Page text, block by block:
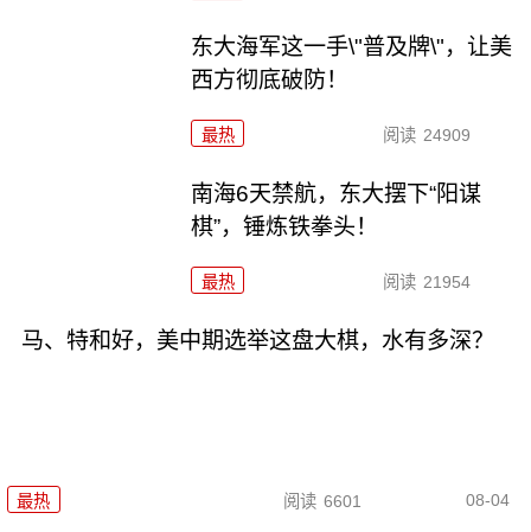
东大海军这一手\"普及牌\"，让美
西方彻底破防！
最热 阅读 24909
南海6天禁航，东大摆下“阳谋
棋”，锤炼铁拳头！
最热 阅读 21954
马、特和好，美中期选举这盘大棋，水有多深？
最热 阅读 6601 08-04